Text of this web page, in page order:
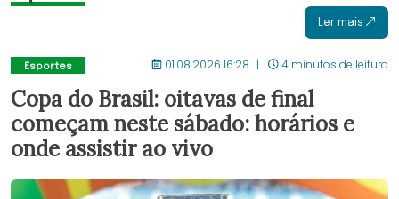
Ler mais
Esportes 01.08.2026 16:28 4 minutos de leitura
Copa do Brasil: oitavas de final
começam neste sábado: horários e
onde assistir ao vivo